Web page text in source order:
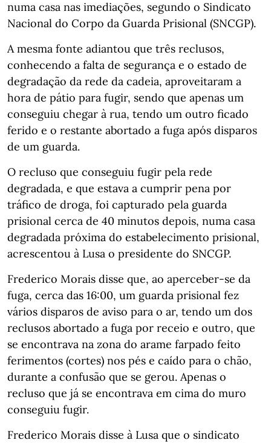
numa casa nas imediações, segundo o Sindicato
Nacional do Corpo da Guarda Prisional (SNCGP).
A mesma fonte adiantou que três reclusos,
conhecendo a falta de segurança e o estado de
degradação da rede da cadeia, aproveitaram a
hora de pátio para fugir, sendo que apenas um
conseguiu chegar à rua, tendo um outro ficado
ferido e o restante abortado a fuga após disparos
de um guarda.
O recluso que conseguiu fugir pela rede
degradada, e que estava a cumprir pena por
tráfico de droga, foi capturado pela guarda
prisional cerca de 40 minutos depois, numa casa
degradada próxima do estabelecimento prisional,
acrescentou à Lusa o presidente do SNCGP.
Frederico Morais disse que, ao aperceber-se da
fuga, cerca das 16:00, um guarda prisional fez
vários disparos de aviso para o ar, tendo um dos
reclusos abortado a fuga por receio e outro, que
se encontrava na zona do arame farpado feito
ferimentos (cortes) nos pés e caído para o chão,
durante a confusão que se gerou. Apenas o
recluso que já se encontrava em cima do muro
conseguiu fugir.
Frederico Morais disse à Lusa que o sindicato